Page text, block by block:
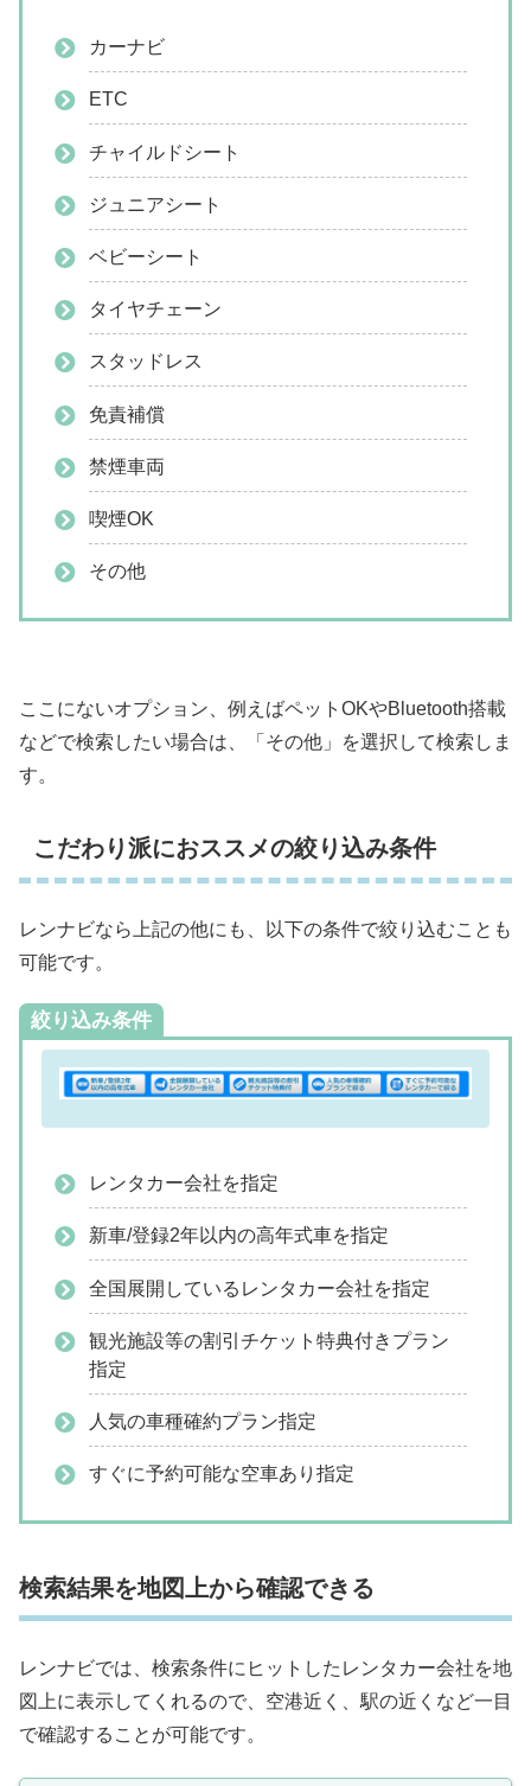
カーナビ
ETC
チャイルドシート
ジュニアシート
ベビーシート
タイヤチェーン
スタッドレス
免責補償
禁煙車両
喫煙OK
その他
ここにないオプション、例えばペットOKやBluetooth搭載
などで検索したい場合は、「その他」を選択して検索しま
す。
こだわり派におススメの絞り込み条件
レンナビなら上記の他にも、以下の条件で絞り込むことも
可能です。
絞り込み条件
レンタカー会社を指定
新車/登録2年以内の高年式車を指定
全国展開しているレンタカー会社を指定
観光施設等の割引チケット特典付きプラン
指定
人気の車種確約プラン指定
すぐに予約可能な空車あり指定
検索結果を地図上から確認できる
レンナビでは、検索条件にヒットしたレンタカー会社を地
図上に表示してくれるので、空港近く、駅の近くなど一目
で確認することが可能です。